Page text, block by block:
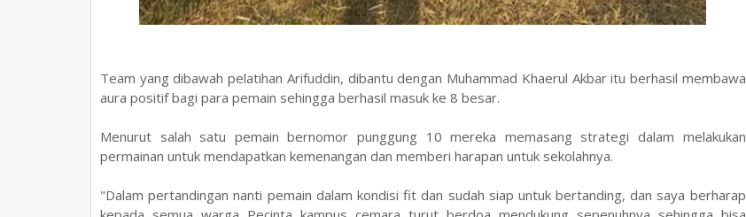
Team yang dibawah pelatihan Arifuddin, dibantu dengan Muhammad Khaerul Akbar itu berhasil membawa
aura positif bagi para pemain sehingga berhasil masuk ke 8 besar.
Menurut salah satu pemain bernomor punggung 10 mereka memasang strategi dalam melakukan
permainan untuk mendapatkan kemenangan dan memberi harapan untuk sekolahnya.
"Dalam pertandingan nanti pemain dalam kondisi fit dan sudah siap untuk bertanding, dan saya berharap